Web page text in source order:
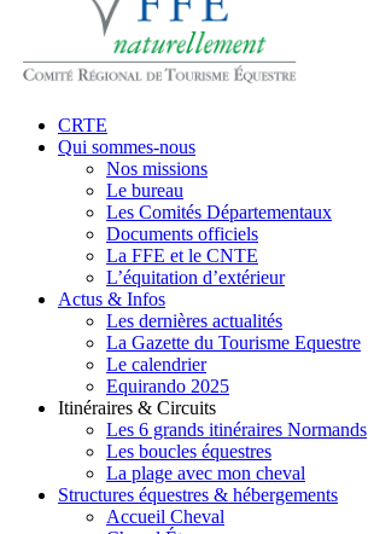
search
Menu
CRTE
Qui sommes-nous
Nos missions
Le bureau
Les Comités Départementaux
Documents officiels
La FFE et le CNTE
L’équitation d’extérieur
Actus & Infos
Les dernières actualités
La Gazette du Tourisme Equestre
Le calendrier
Equirando 2025
Itinéraires & Circuits
Les 6 grands itinéraires Normands
Les boucles équestres
La plage avec mon cheval
Structures équestres & hébergements
Accueil Cheval